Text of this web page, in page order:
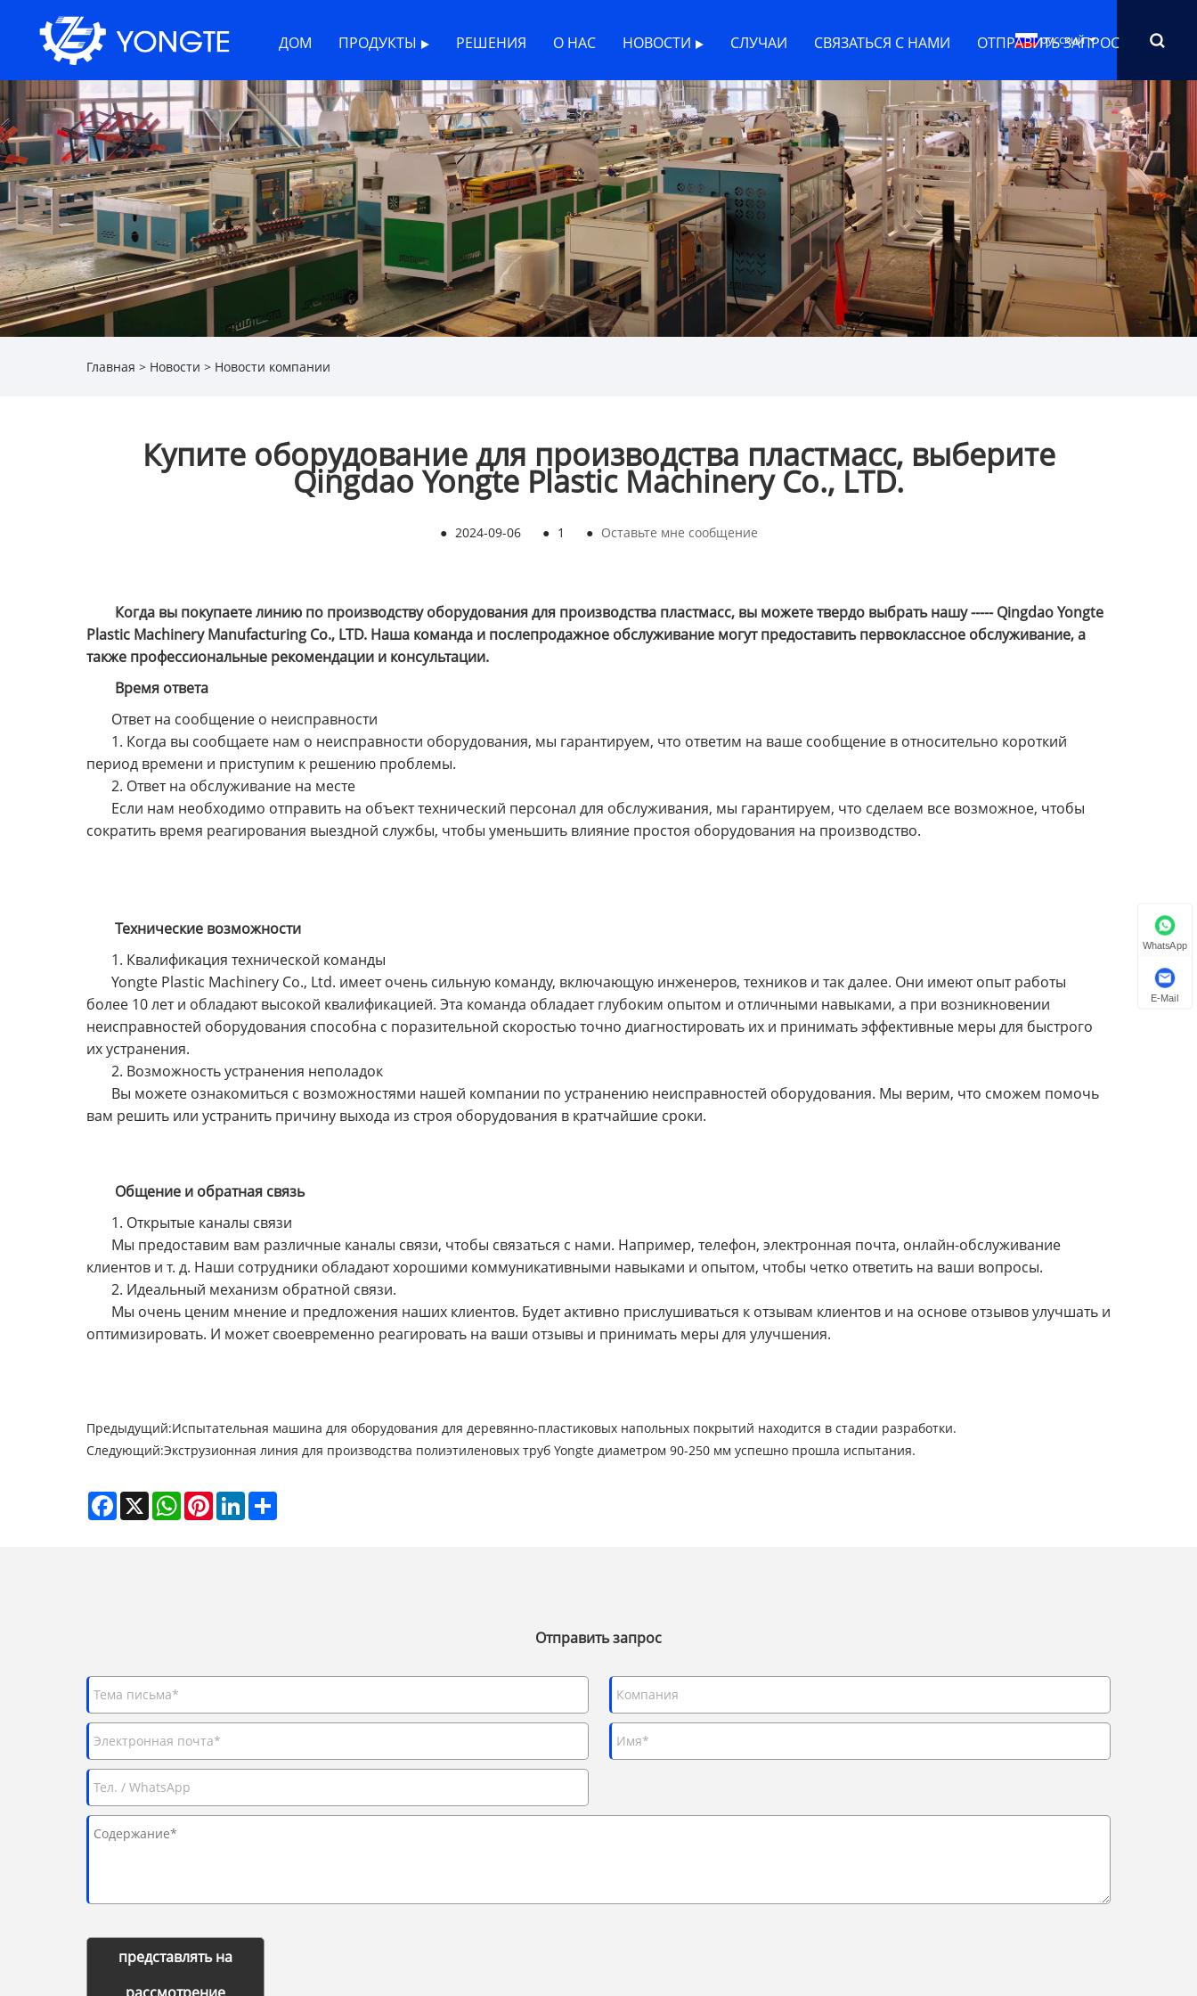
ДОМ ПРОДУКТЫ РЕШЕНИЯ О НАС НОВОСТИ СЛУЧАИ СВЯЗАТЬСЯ С НАМИ ОТПРАВИТЬ ЗАПРОС
русский
Главная > Новости > Новости компании
Купите оборудование для производства пластмасс, выберите
Qingdao Yongte Plastic Machinery Co., LTD.
● 2024-09-06 ● 1 ● Оставьте мне сообщение
Когда вы покупаете линию по производству оборудования для производства пластмасс, вы можете твердо выбрать нашу ----- Qingdao Yongte
Plastic Machinery Manufacturing Co., LTD. Наша команда и послепродажное обслуживание могут предоставить первоклассное обслуживание, а
также профессиональные рекомендации и консультации.
Время ответа
Ответ на сообщение о неисправности
1. Когда вы сообщаете нам о неисправности оборудования, мы гарантируем, что ответим на ваше сообщение в относительно короткий
период времени и приступим к решению проблемы.
2. Ответ на обслуживание на месте
Если нам необходимо отправить на объект технический персонал для обслуживания, мы гарантируем, что сделаем все возможное, чтобы
сократить время реагирования выездной службы, чтобы уменьшить влияние простоя оборудования на производство.
Технические возможности
1. Квалификация технической команды
Yongte Plastic Machinery Co., Ltd. имеет очень сильную команду, включающую инженеров, техников и так далее. Они имеют опыт работы
более 10 лет и обладают высокой квалификацией. Эта команда обладает глубоким опытом и отличными навыками, а при возникновении
неисправностей оборудования способна с поразительной скоростью точно диагностировать их и принимать эффективные меры для быстрого
их устранения.
2. Возможность устранения неполадок
Вы можете ознакомиться с возможностями нашей компании по устранению неисправностей оборудования. Мы верим, что сможем помочь
вам решить или устранить причину выхода из строя оборудования в кратчайшие сроки.
Общение и обратная связь
1. Открытые каналы связи
Мы предоставим вам различные каналы связи, чтобы связаться с нами. Например, телефон, электронная почта, онлайн-обслуживание
клиентов и т. д. Наши сотрудники обладают хорошими коммуникативными навыками и опытом, чтобы четко ответить на ваши вопросы.
2. Идеальный механизм обратной связи.
Мы очень ценим мнение и предложения наших клиентов. Будет активно прислушиваться к отзывам клиентов и на основе отзывов улучшать и
оптимизировать. И может своевременно реагировать на ваши отзывы и принимать меры для улучшения.
Предыдущий:Испытательная машина для оборудования для деревянно-пластиковых напольных покрытий находится в стадии разработки.
Следующий:Экструзионная линия для производства полиэтиленовых труб Yongte диаметром 90-250 мм успешно прошла испытания.
Facebook
X WhatsAppPinterestLinkedIn
Отправить запрос
представлять на
WhatsApp
E-Mail